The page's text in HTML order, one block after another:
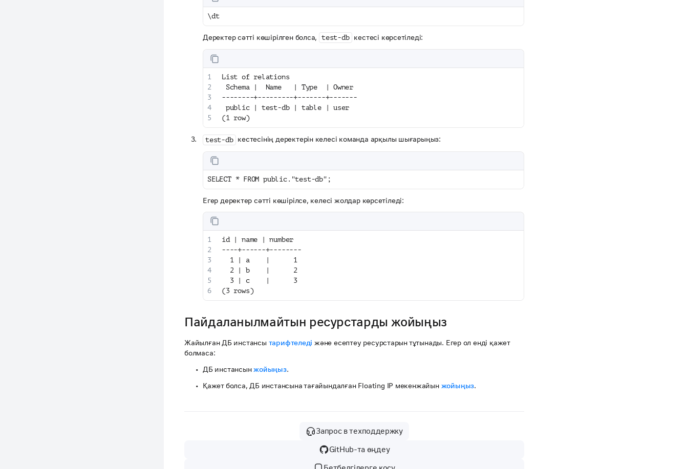
\dt
Деректер сәтті көшірілген болса, test-db кестесі көрсетіледі:
List of relations
Schema |  Name   | Type  | Owner
--------+---------+-------+-------
public | test-db | table | user
(1 row)
test-db кестесінің деректерін келесі команда арқылы шығарыңыз:
SELECT * FROM public."test-db";
Егер деректер сәтті көшірілсе, келесі жолдар көрсетіледі:
id | name | number
----+------+--------
  1 | a    |      1
  2 | b    |      2
  3 | c    |      3
(3 rows)
Пайдаланылмайтын ресурстарды жойыңыз
Жайылған ДБ инстансы тарифтеледі және есептеу ресурстарын тұтынады. Егер ол енді қажет
болмаса:
ДБ инстансынжойыңыз.
Қажет болса, ДБ инстансына тағайындалған Floating IP мекенжайын жойыңыз.
Запрос в техподдержку
GitHub-та өңдеу